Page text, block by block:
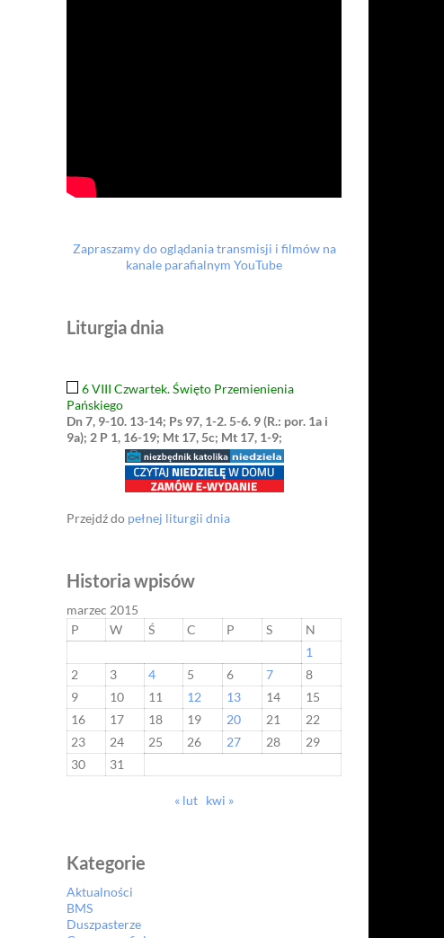
Zapraszamy do oglądania transmisji i filmów na
kanale parafialnym YouTube
Liturgia dnia
6 VIII Czwartek. Święto Przemienienia
Pańskiego
Dn 7, 9-10. 13-14; Ps 97, 1-2. 5-6. 9 (R.: por. 1a i
9a); 2 P 1, 16-19; Mt 17, 5c; Mt 17, 1-9;
Przejdź do pełnej liturgii dnia
Historia wpisów
marzec 2015
P
W Ś C P S
N
1
2
3 4 5 6 7
8
9
10 11 12 13 14
15
16
17 18 19 20 21
22
23
24 25 26 27 28
29
30
31
« lut kwi »
Kategorie
Aktualności
BMS
Duszpasterze